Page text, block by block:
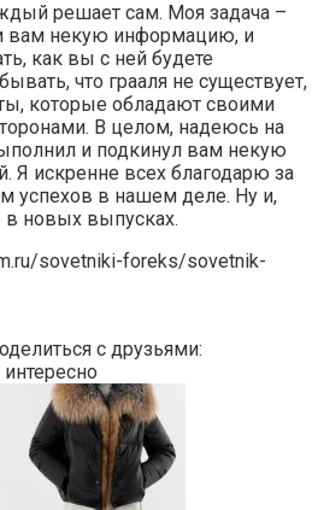
решает сам. Моя задача –
вам некую информацию, и
как вы с ней будете
что грааля не существует,
которые обладают своими
В целом, надеюсь на
и подкинул вам некую
искренне всех благодарю за
успехов в нашем деле. Ну и,
в новых выпусках.
sovetniki-foreks/sovetnik-
с друзьями: